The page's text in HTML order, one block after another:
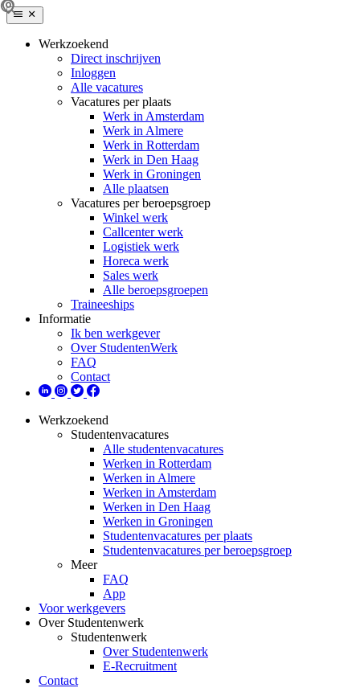
Werkzoekend
Direct inschrijven
Inloggen
Alle vacatures
Vacatures per plaats
Werk in Amsterdam
Werk in Almere
Werk in Rotterdam
Werk in Den Haag
Werk in Groningen
Alle plaatsen
Vacatures per beroepsgroep
Winkel werk
Callcenter werk
Logistiek werk
Horeca werk
Sales werk
Alle beroepsgroepen
Traineeships
Informatie
Ik ben werkgever
Over StudentenWerk
FAQ
Contact
Werkzoekend
Studentenvacatures
Alle studentenvacatures
Werken in Rotterdam
Werken in Almere
Werken in Amsterdam
Werken in Den Haag
Werken in Groningen
Studentenvacatures per plaats
Studentenvacatures per beroepsgroep
Meer
FAQ
App
Voor werkgevers
Over Studentenwerk
Studentenwerk
Over Studentenwerk
E-Recruitment
Contact